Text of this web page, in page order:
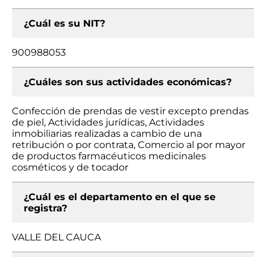
¿Cuál es su NIT?
900988053
¿Cuáles son sus actividades económicas?
Confección de prendas de vestir excepto prendas
de piel, Actividades jurídicas, Actividades
inmobiliarias realizadas a cambio de una
retribución o por contrata, Comercio al por mayor
de productos farmacéuticos medicinales
cosméticos y de tocador
¿Cuál es el departamento en el que se
registra?
VALLE DEL CAUCA